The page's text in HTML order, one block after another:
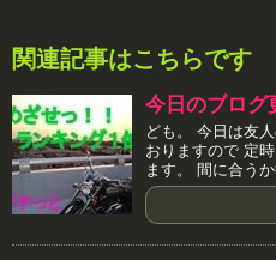
関連記事はこちらです
今日のブログ
ども。 今日は友
おりますので 定
ます。 間に合う